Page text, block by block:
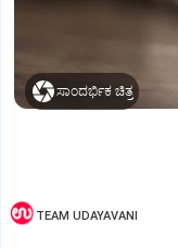
ಸಾಂದರ್ಭಿಕ ಚಿತ್ರ
TEAM UDAYAVANI